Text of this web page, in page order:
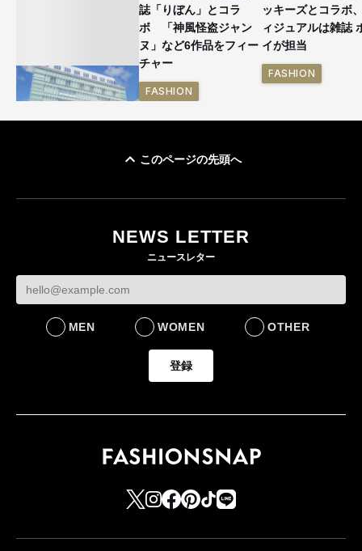
誌「りぼん」とコラ
ボ 「神風怪盗ジャン
ヌ」など6作品をフィー
チャー
FASHION
ッキーズとコラボ
ィジュアルは雑誌
イが担当
FASHION
このページの先頭へ
NEWS LETTER
ニュースレター
MEN WOMEN OTHER
登録